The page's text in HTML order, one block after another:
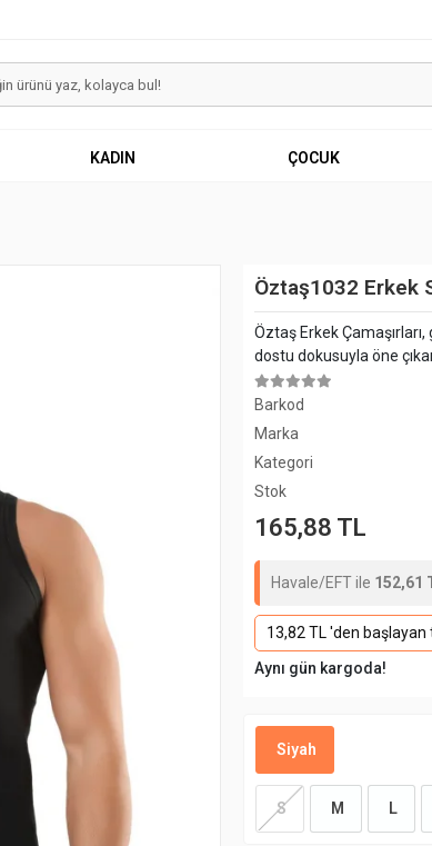
KADIN ÇOCUK
Öztaş1032 Erkek
Öztaş Erkek
dostu dokusuyla öne
Barkod
Marka
Kategori
Stok
165,88 TL
Havale/EFT ile 152,61
13,82 TL 'den
Aynı gün kargoda!
Siyah
S M L